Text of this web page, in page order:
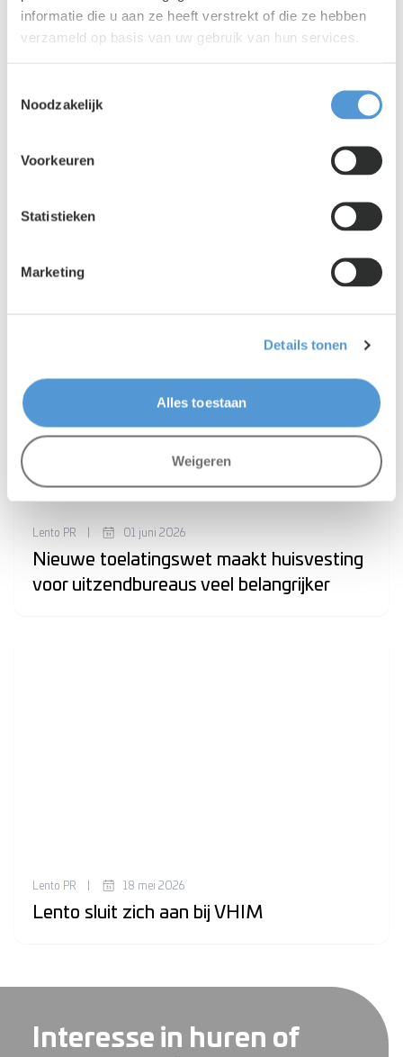
informatie die u aan ze heeft verstrekt of die ze hebben
verzameld op basis van uw gebruik van hun services.
Noodzakelijk
Voorkeuren
Statistieken
Marketing
Details tonen
Alles toestaan
Weigeren
Is jouw organisatie klaar voor het
Lento PR 01 juni 2026
Nieuwe toelatingswet maakt huisvesting
voor uitzendbureaus veel belangrijker
Lento PR 18 mei 2026
Lento sluit zich aan bij VHIM
Interesse in huren of